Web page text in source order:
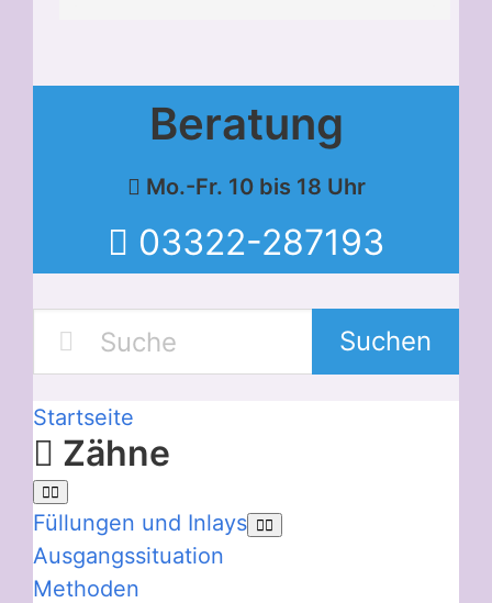
Beratung
Mo.-Fr. 10 bis 18 Uhr
03322-287193
Suchen
Startseite
Zähne
Füllungen und Inlays
Ausgangssituation
Methoden